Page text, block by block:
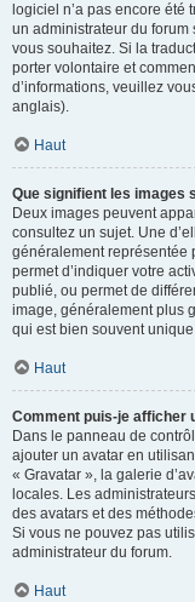
logiciel n’a pas encore
un administrateur du forum
vous souhaitez. Si la
porter volontaire et
d’informations, veuillez
anglais).
Haut
Que signifient les images
Deux images peuvent
consultez un sujet. Une
généralement représentée
permet d’indiquer votre
publié, ou permet de
image, généralement plus
qui est bien souvent
Haut
Comment puis-je afficher
Dans le panneau de
ajouter un avatar en
« Gravatar », la galerie
locales. Les
des avatars et des
Si vous ne pouvez pas
administrateur du forum.
Haut